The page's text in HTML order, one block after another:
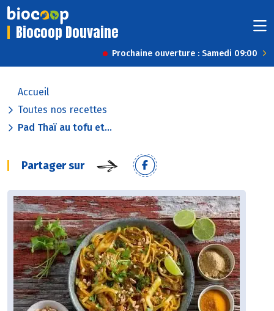
Biocoop Douvaine
Prochaine ouverture : Samedi 09:00
Accueil
Toutes nos recettes
Pad Thaï au tofu et...
Partager sur